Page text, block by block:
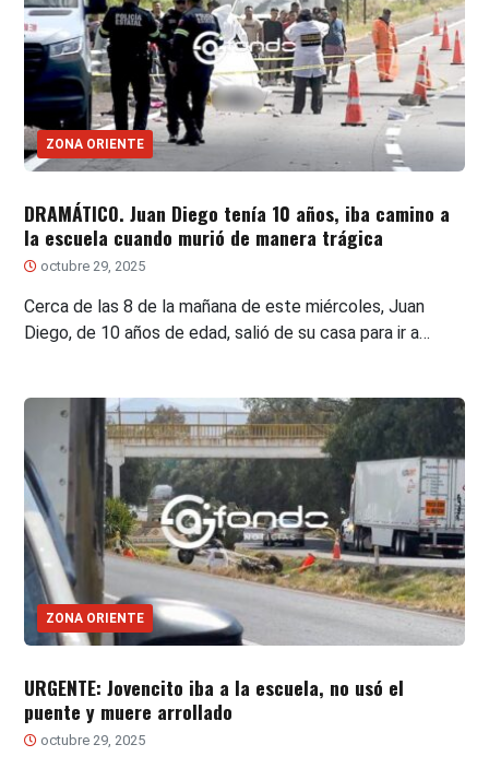
ZONA ORIENTE
DRAMÁTICO. Juan Diego tenía 10 años, iba camino a
la escuela cuando murió de manera trágica
octubre 29, 2025
Cerca de las 8 de la mañana de este miércoles, Juan
Diego, de 10 años de edad, salió de su casa para ir a…
ZONA ORIENTE
URGENTE: Jovencito iba a la escuela, no usó el
puente y muere arrollado
octubre 29, 2025